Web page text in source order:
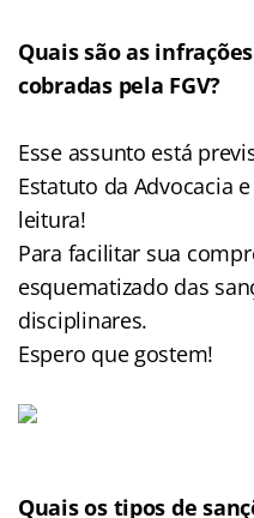
Quais são as
cobradas pela FGV?
Esse assunto está
Estatuto da Advocacia
leitura!
Para facilitar sua
esquematizado das
disciplinares.
Espero que gostem!
Quais os tipos de